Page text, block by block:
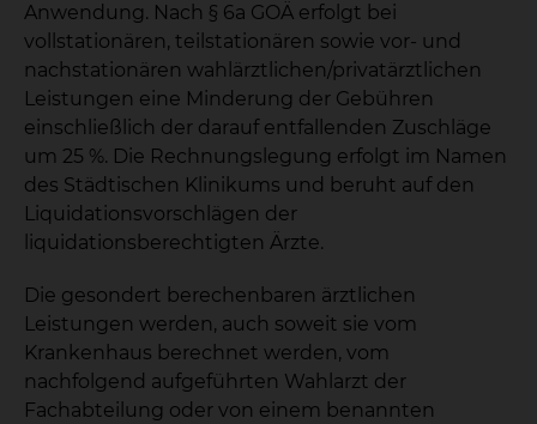
Anwendung. Nach § 6a GOÄ erfolgt bei
vollstationären, teilstationären sowie vor- und
nachstationären wahlärztlichen/privatärztlichen
Leistungen eine Minderung der Gebühren
einschließlich der darauf entfallenden Zuschläge
um 25 %. Die Rechnungslegung erfolgt im Namen
des Städtischen Klinikums und beruht auf den
Liquidationsvorschlägen der
liquidationsberechtigten Ärzte.
Die gesondert berechenbaren ärztlichen
Leistungen werden, auch soweit sie vom
Krankenhaus berechnet werden, vom
nachfolgend aufgeführten Wahlarzt der
Fachabteilung oder von einem benannten